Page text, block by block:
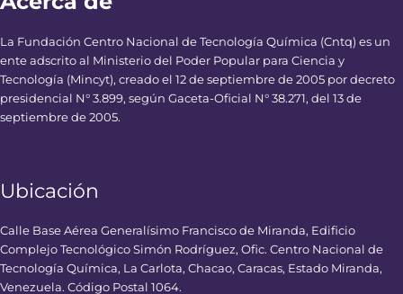
La Fundación Centro Nacional de Tecnología Química (Cntq) es un
ente adscrito al Ministerio del Poder Popular para Ciencia y
Tecnología (Mincyt), creado el 12 de septiembre de 2005 por decreto
presidencial N° 3.899, según Gaceta-Oficial N° 38.271, del 13 de
septiembre de 2005.
Ubicación
Calle Base Aérea Generalísimo Francisco de Miranda, Edificio
Complejo Tecnológico Simón Rodríguez, Ofic. Centro Nacional de
Tecnología Química, La Carlota, Chacao, Caracas, Estado Miranda,
Venezuela. Código Postal 1064.